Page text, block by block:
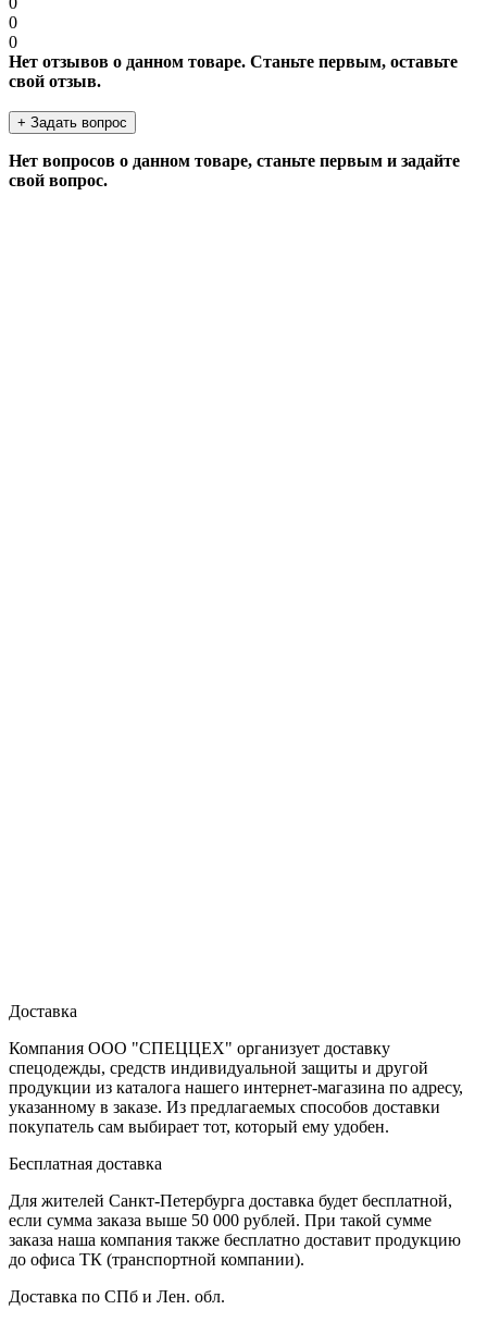
0
0
Нет отзывов о данном товаре. Станьте первым, оставьте
свой отзыв.
+ Задать вопрос
Нет вопросов о данном товаре, станьте первым и задайте
свой вопрос.
Доставка
Компания ООО "СПЕЦЦЕХ" организует доставку
спецодежды, средств индивидуальной защиты и другой
продукции из каталога нашего интернет-магазина по адресу,
указанному в заказе. Из предлагаемых способов доставки
покупатель сам выбирает тот, который ему удобен.
Бесплатная доставка
Для жителей Санкт-Петербурга доставка будет бесплатной,
если сумма заказа выше 50 000 рублей. При такой сумме
заказа наша компания также бесплатно доставит продукцию
до офиса ТК (транспортной компании).
Доставка по СПб и Лен. обл.